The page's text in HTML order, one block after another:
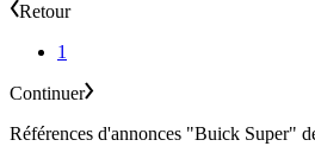
Retour
1
Continuer
Références d'annonces "Buick Super"